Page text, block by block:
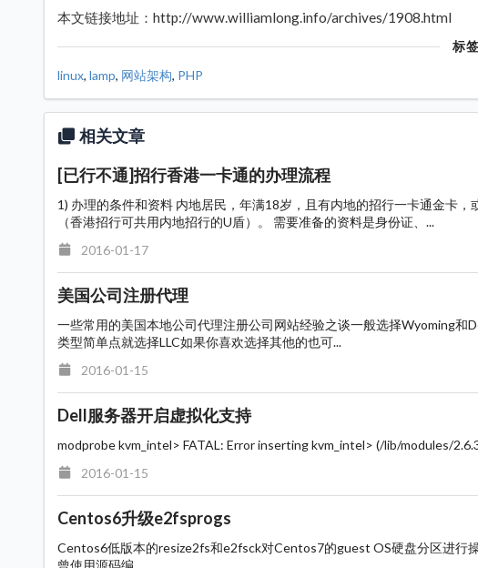
本文链接地址：http://www.williamlong.info/archives/1908.html
标签
linux, lamp, 网站架构, PHP
相关文章
[已行不通]招行香港一卡通的办理流程
1) 办理的条件和资料 内地居民，年满18岁，且有内地的招行一卡通金卡
（香港招行可共用内地招行的U盾）。 需要准备的资料是身份证、...
2016-01-17
美国公司注册代理
一些常用的美国本地公司代理注册公司网站经验之谈一般选择Wyoming
类型简单点就选择LLC如果你喜欢选择其他的也可...
2016-01-15
Dell服务器开启虚拟化支持
modprobe kvm_intel> FATAL: Error inserting kvm_intel> (/lib/modules/
2016-01-15
Centos6升级e2fsprogs
Centos6低版本的resize2fs和e2fsck对Centos7的guest OS硬盘分区进行
曾使用源码编...